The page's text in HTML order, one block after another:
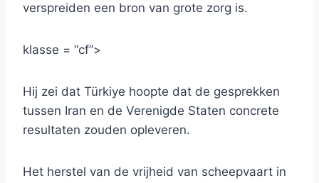
verspreiden een bron van grote zorg is.
klasse = “cf”>
Hij zei dat Türkiye hoopte dat de gesprekken
tussen Iran en de Verenigde Staten concrete
resultaten zouden opleveren.
Het herstel van de vrijheid van scheepvaart in